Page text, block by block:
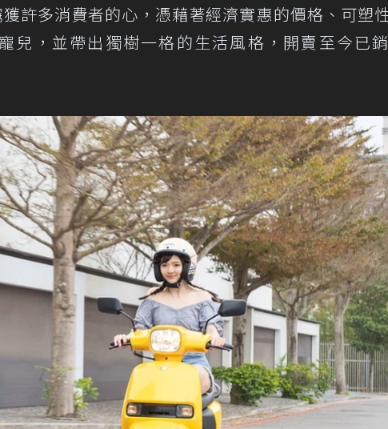
許多消費者的心，憑藉著經濟實惠的價格、可塑
兒，並帶出獨樹一格的生活風格，開賣至今已